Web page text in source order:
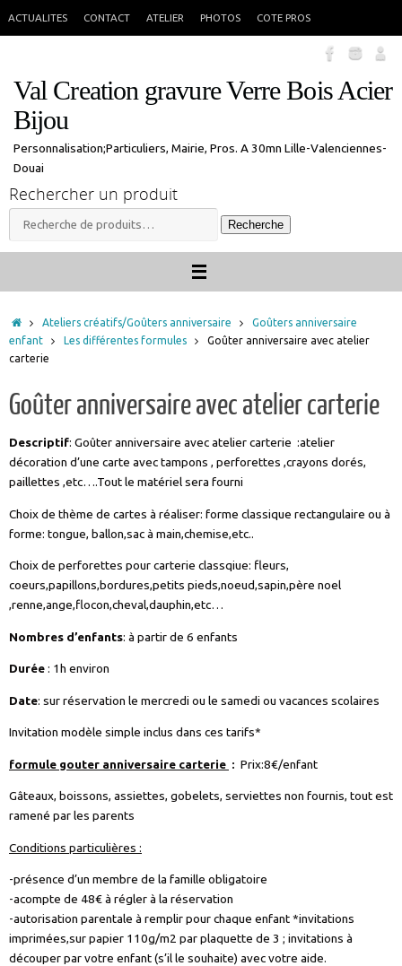
seront traitées à mon retour.
ACTUALITES CONTACT ATELIER PHOTOS COTE PROS
Val Creation gravure Verre Bois Acier
Bijou
Personnalisation;Particuliers, Mairie, Pros. A 30mn Lille-Valenciennes-
Douai
Rechercher un produit
Recherche
pour :
Recherche
Accueil
Ateliers créatifs/Goûters anniversaire
Goûters anniversaire
enfant
Les différentes formules
Goûter anniversaire avec atelier
carterie
Goûter anniversaire avec atelier carterie
Descriptif: Goûter anniversaire avec atelier carterie :atelier
décoration d’une carte avec tampons , perforettes ,crayons dorés,
paillettes ,etc….Tout le matériel sera fourni
Choix de thème de cartes à réaliser: forme classique rectangulaire ou à
forme: tongue, ballon,sac à main,chemise,etc..
Choix de perforettes pour carterie classqiue: fleurs,
coeurs,papillons,bordures,petits pieds,noeud,sapin,père noel
,renne,ange,flocon,cheval,dauphin,etc…
Nombres d’enfants: à partir de 6 enfants
Durée: 1h environ
Date: sur réservation le mercredi ou le samedi ou vacances scolaires
Invitation modèle simple inclus dans ces tarifs*
formule gouter anniversaire carterie : Prix:8€/enfant
Gâteaux, boissons, assiettes, gobelets, serviettes non fournis, tout est
ramené par les parents
Conditions particulières :
-présence d’un membre de la famille obligatoire
-acompte de 48€ à régler à la réservation
-autorisation parentale à remplir pour chaque enfant *invitations
imprimées,sur papier 110g/m2 par plaquette de 3 ; invitations à
découper par votre enfant (s’il le souhaite) avec votre aide.